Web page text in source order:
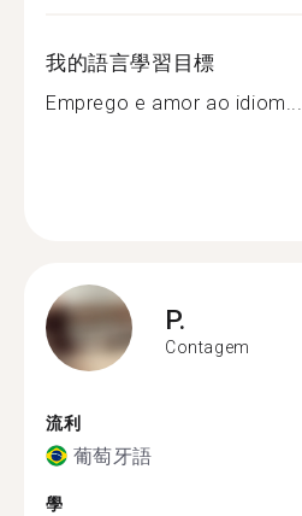
我的語言學習目標
Emprego e amor ao idiom...
P.
Contagem
流利
葡萄牙語
學